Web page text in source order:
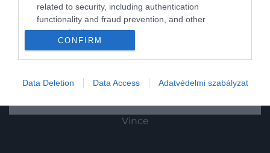
related to security, including authentication
functionality and fraud prevention, and other
user protection.
CONFIRM
Data Deletion Data Access Adatvédelmi szabályzat
Sokan nem szívesen merészkednek le a
föld alá, hiszen a koromfekete sötétség és
eltántorító tud lenni. Mi viszont
alatt megbújó látványosságot, amelyek
lenyűgözőek és kevésbé ijesztőek.
2023. SZEPTEMBER 12. ● HAMU ÉS GYÉMÁNT
Lemerészkednél? Íme 5
csodaszép földalatti
HG MEDIA
Magazin-előfizetés
Vince